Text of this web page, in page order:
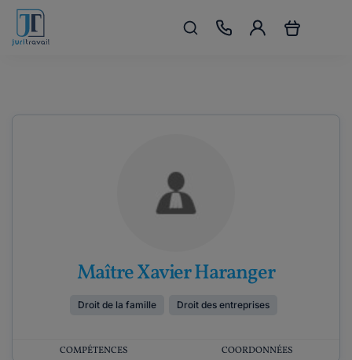
Maître Xavier Haranger
Droit de la famille Droit des entreprises
COMPÉTENCES COORDONNÉES